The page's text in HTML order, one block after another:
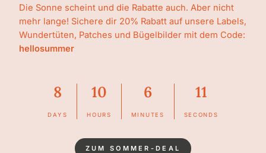
Die Sonne scheint und die Rabatte auch. Aber nicht
mehr lange! Sichere dir 20% Rabatt auf unsere Labels,
Wundertüten, Patches und Bügelbilder mit dem Code:
hellosummer
8
DAYS
10
HOURS
6
MINUTES
8
SECONDS
ZUM SOMMER-DEAL